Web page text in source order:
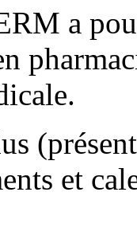
a
et